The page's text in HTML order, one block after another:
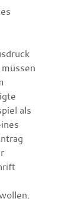
als